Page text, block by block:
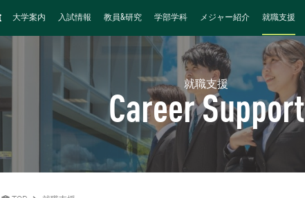
H
大学案内 入試情報 教員&研究 学部学科 メジャー紹介 就職支援
就職支援
Career Support